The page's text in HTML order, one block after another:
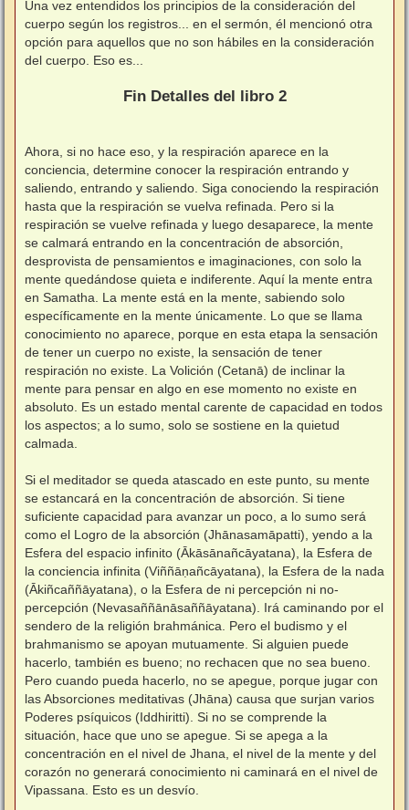
Una vez entendidos los principios de la consideración del
cuerpo según los registros... en el sermón, él mencionó otra
opción para aquellos que no son hábiles en la consideración
del cuerpo. Eso es...
Fin Detalles del libro 2
Ahora, si no hace eso, y la respiración aparece en la
conciencia, determine conocer la respiración entrando y
saliendo, entrando y saliendo. Siga conociendo la respiración
hasta que la respiración se vuelva refinada. Pero si la
respiración se vuelve refinada y luego desaparece, la mente
se calmará entrando en la concentración de absorción,
desprovista de pensamientos e imaginaciones, con solo la
mente quedándose quieta e indiferente. Aquí la mente entra
en Samatha. La mente está en la mente, sabiendo solo
específicamente en la mente únicamente. Lo que se llama
conocimiento no aparece, porque en esta etapa la sensación
de tener un cuerpo no existe, la sensación de tener
respiración no existe. La Volición (Cetanā) de inclinar la
mente para pensar en algo en ese momento no existe en
absoluto. Es un estado mental carente de capacidad en todos
los aspectos; a lo sumo, solo se sostiene en la quietud
calmada.
Si el meditador se queda atascado en este punto, su mente
se estancará en la concentración de absorción. Si tiene
suficiente capacidad para avanzar un poco, a lo sumo será
como el Logro de la absorción (Jhānasamāpatti), yendo a la
Esfera del espacio infinito (Ākāsānañcāyatana), la Esfera de
la conciencia infinita (Viññāṇañcāyatana), la Esfera de la nada
(Ākiñcaññāyatana), o la Esfera de ni percepción ni no-
percepción (Nevasaññānāsaññāyatana). Irá caminando por el
sendero de la religión brahmánica. Pero el budismo y el
brahmanismo se apoyan mutuamente. Si alguien puede
hacerlo, también es bueno; no rechacen que no sea bueno.
Pero cuando pueda hacerlo, no se apegue, porque jugar con
las Absorciones meditativas (Jhāna) causa que surjan varios
Poderes psíquicos (Iddhiritti). Si no se comprende la
situación, hace que uno se apegue. Si se apega a la
concentración en el nivel de Jhana, el nivel de la mente y del
corazón no generará conocimiento ni caminará en el nivel de
Vipassana. Esto es un desvío.